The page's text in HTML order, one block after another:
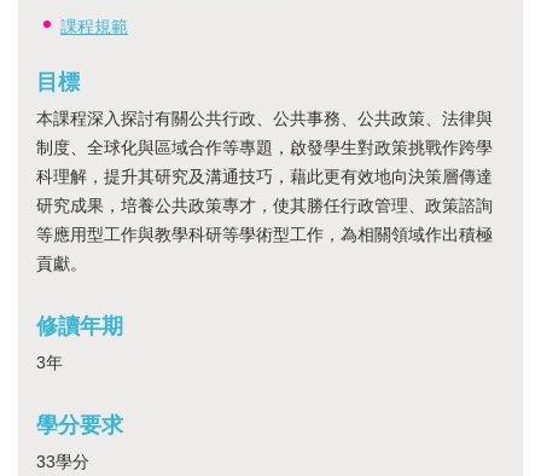
課程規範
目標
本課程深入探討有關公共行政、公共事務、公共政策、法律與
制度、全球化與區域合作等專題，啟發學生對政策挑戰作跨學
科理解，提升其研究及溝通技巧，藉此更有效地向決策層傳達
研究成果，培養公共政策專才，使其勝任行政管理、政策諮詢
等應用型工作與教學科研等學術型工作，為相關領域作出積極
貢獻。
修讀年期
3年
學分要求
33學分